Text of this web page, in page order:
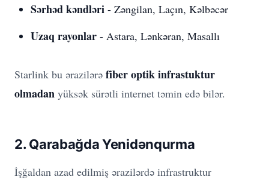
Sərhəd kəndləri - Zəngilan, Laçın, Kəlbəcər
Uzaq rayonlar - Astara, Lənkəran, Masallı
Starlink bu ərazilərə fiber optik infrastuktur
olmadan yüksək sürətli internet təmin edə bilər.
2. Qarabağda Yenidənqurma
İşğaldan azad edilmiş ərazilərdə infrastruktur